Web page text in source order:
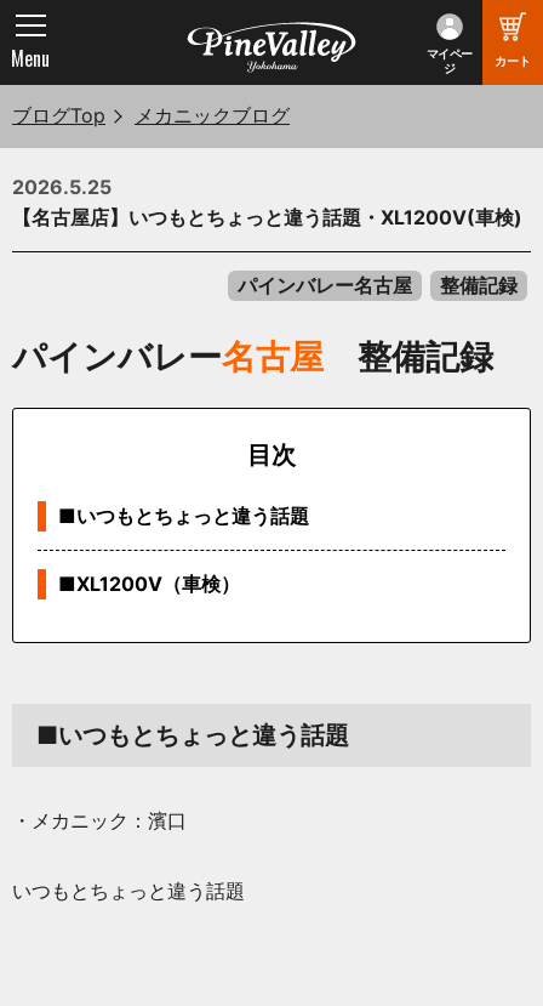
マイペー
ジ
カート
Menu
ブログTop メカニックブログ
2026.5.25
【名古屋店】いつもとちょっと違う話題・XL1200V(車検)
パインバレー名古屋 整備記録
パインバレー名古屋 整備記録
目次
■いつもとちょっと違う話題
■XL1200V（車検）
■いつもとちょっと違う話題
・メカニック：濱口
いつもとちょっと違う話題